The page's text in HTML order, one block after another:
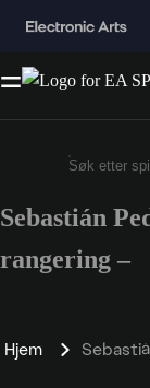
Enter
Sebastián
rangering –
Hjem